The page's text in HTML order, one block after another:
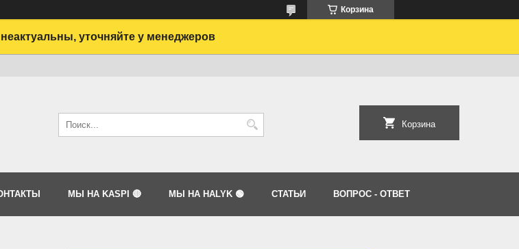
Корзина
уточняйте у менеджеров
Корзина
МЫ НА KASPI 🔴 МЫ НА HALYK 🟢 СТАТЬИ ВОПРОС - ОТВЕТ